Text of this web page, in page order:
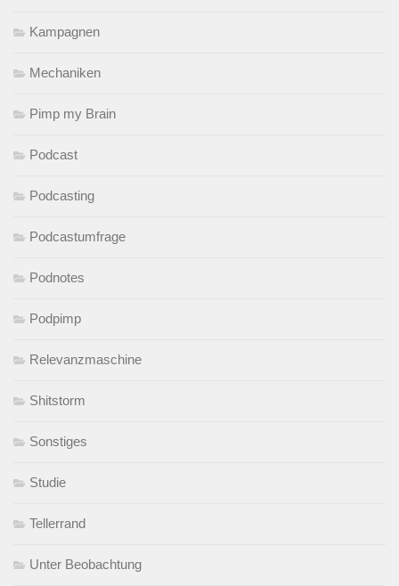
Kampagnen
Mechaniken
Pimp my Brain
Podcast
Podcasting
Podcastumfrage
Podnotes
Podpimp
Relevanzmaschine
Shitstorm
Sonstiges
Studie
Tellerrand
Unter Beobachtung